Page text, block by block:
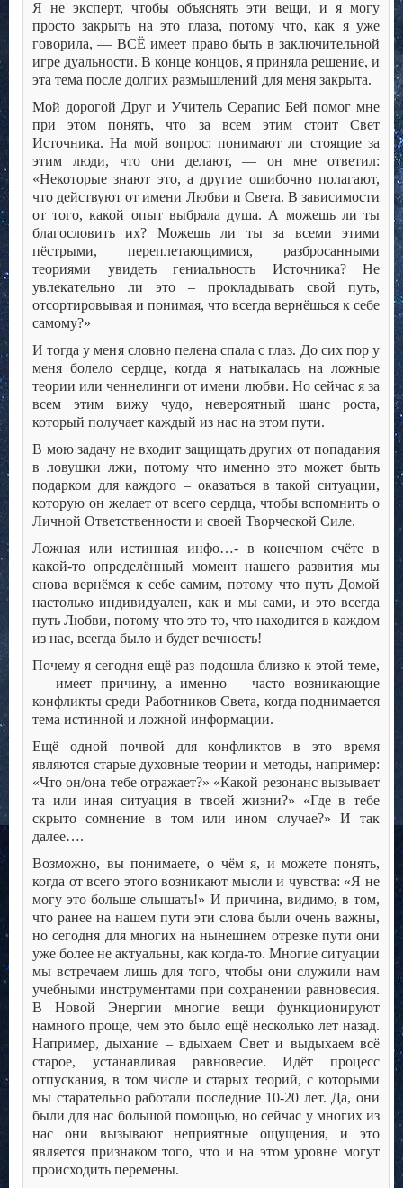
Я не эксперт, чтобы объяснять эти вещи, и я могу
просто закрыть на это глаза, потому что, как я уже
говорила, — ВСЁ имеет право быть в заключительной
игре дуальности. В конце концов, я приняла решение, и
эта тема после долгих размышлений для меня закрыта.
Мой дорогой Друг и Учитель Серапис Бей помог мне
при этом понять, что за всем этим стоит Свет
Источника. На мой вопрос: понимают ли стоящие за
этим люди, что они делают, — он мне ответил:
«Некоторые знают это, а другие ошибочно полагают,
что действуют от имени Любви и Света. В зависимости
от того, какой опыт выбрала душа. А можешь ли ты
благословить их? Можешь ли ты за всеми этими
пёстрыми, переплетающимися, разбросанными
теориями увидеть гениальность Источника? Не
увлекательно ли это – прокладывать свой путь,
отсортировывая и понимая, что всегда вернёшься к себе
самому?»
И тогда у меня словно пелена спала с глаз. До сих пор у
меня болело сердце, когда я натыкалась на ложные
теории или ченнелинги от имени любви. Но сейчас я за
всем этим вижу чудо, невероятный шанс роста,
который получает каждый из нас на этом пути.
В мою задачу не входит защищать других от попадания
в ловушки лжи, потому что именно это может быть
подарком для каждого – оказаться в такой ситуации,
которую он желает от всего сердца, чтобы вспомнить о
Личной Ответственности и своей Творческой Силе.
Ложная или истинная инфо…- в конечном счёте в
какой-то определённый момент нашего развития мы
снова вернёмся к себе самим, потому что путь Домой
настолько индивидуален, как и мы сами, и это всегда
путь Любви, потому что это то, что находится в каждом
из нас, всегда было и будет вечность!
Почему я сегодня ещё раз подошла близко к этой теме,
— имеет причину, а именно – часто возникающие
конфликты среди Работников Света, когда поднимается
тема истинной и ложной информации.
Ещё одной почвой для конфликтов в это время
являются старые духовные теории и методы, например:
«Что он/она тебе отражает?» «Какой резонанс вызывает
та или иная ситуация в твоей жизни?» «Где в тебе
скрыто сомнение в том или ином случае?» И так
далее….
Возможно, вы понимаете, о чём я, и можете понять,
когда от всего этого возникают мысли и чувства: «Я не
могу это больше слышать!» И причина, видимо, в том,
что ранее на нашем пути эти слова были очень важны,
но сегодня для многих на нынешнем отрезке пути они
уже более не актуальны, как когда-то. Многие ситуации
мы встречаем лишь для того, чтобы они служили нам
учебными инструментами при сохранении равновесия.
В Новой Энергии многие вещи функционируют
намного проще, чем это было ещё несколько лет назад.
Например, дыхание – вдыхаем Свет и выдыхаем всё
старое, устанавливая равновесие. Идёт процесс
отпускания, в том числе и старых теорий, с которыми
мы старательно работали последние 10-20 лет. Да, они
были для нас большой помощью, но сейчас у многих из
нас они вызывают неприятные ощущения, и это
является признаком того, что и на этом уровне могут
происходить перемены.